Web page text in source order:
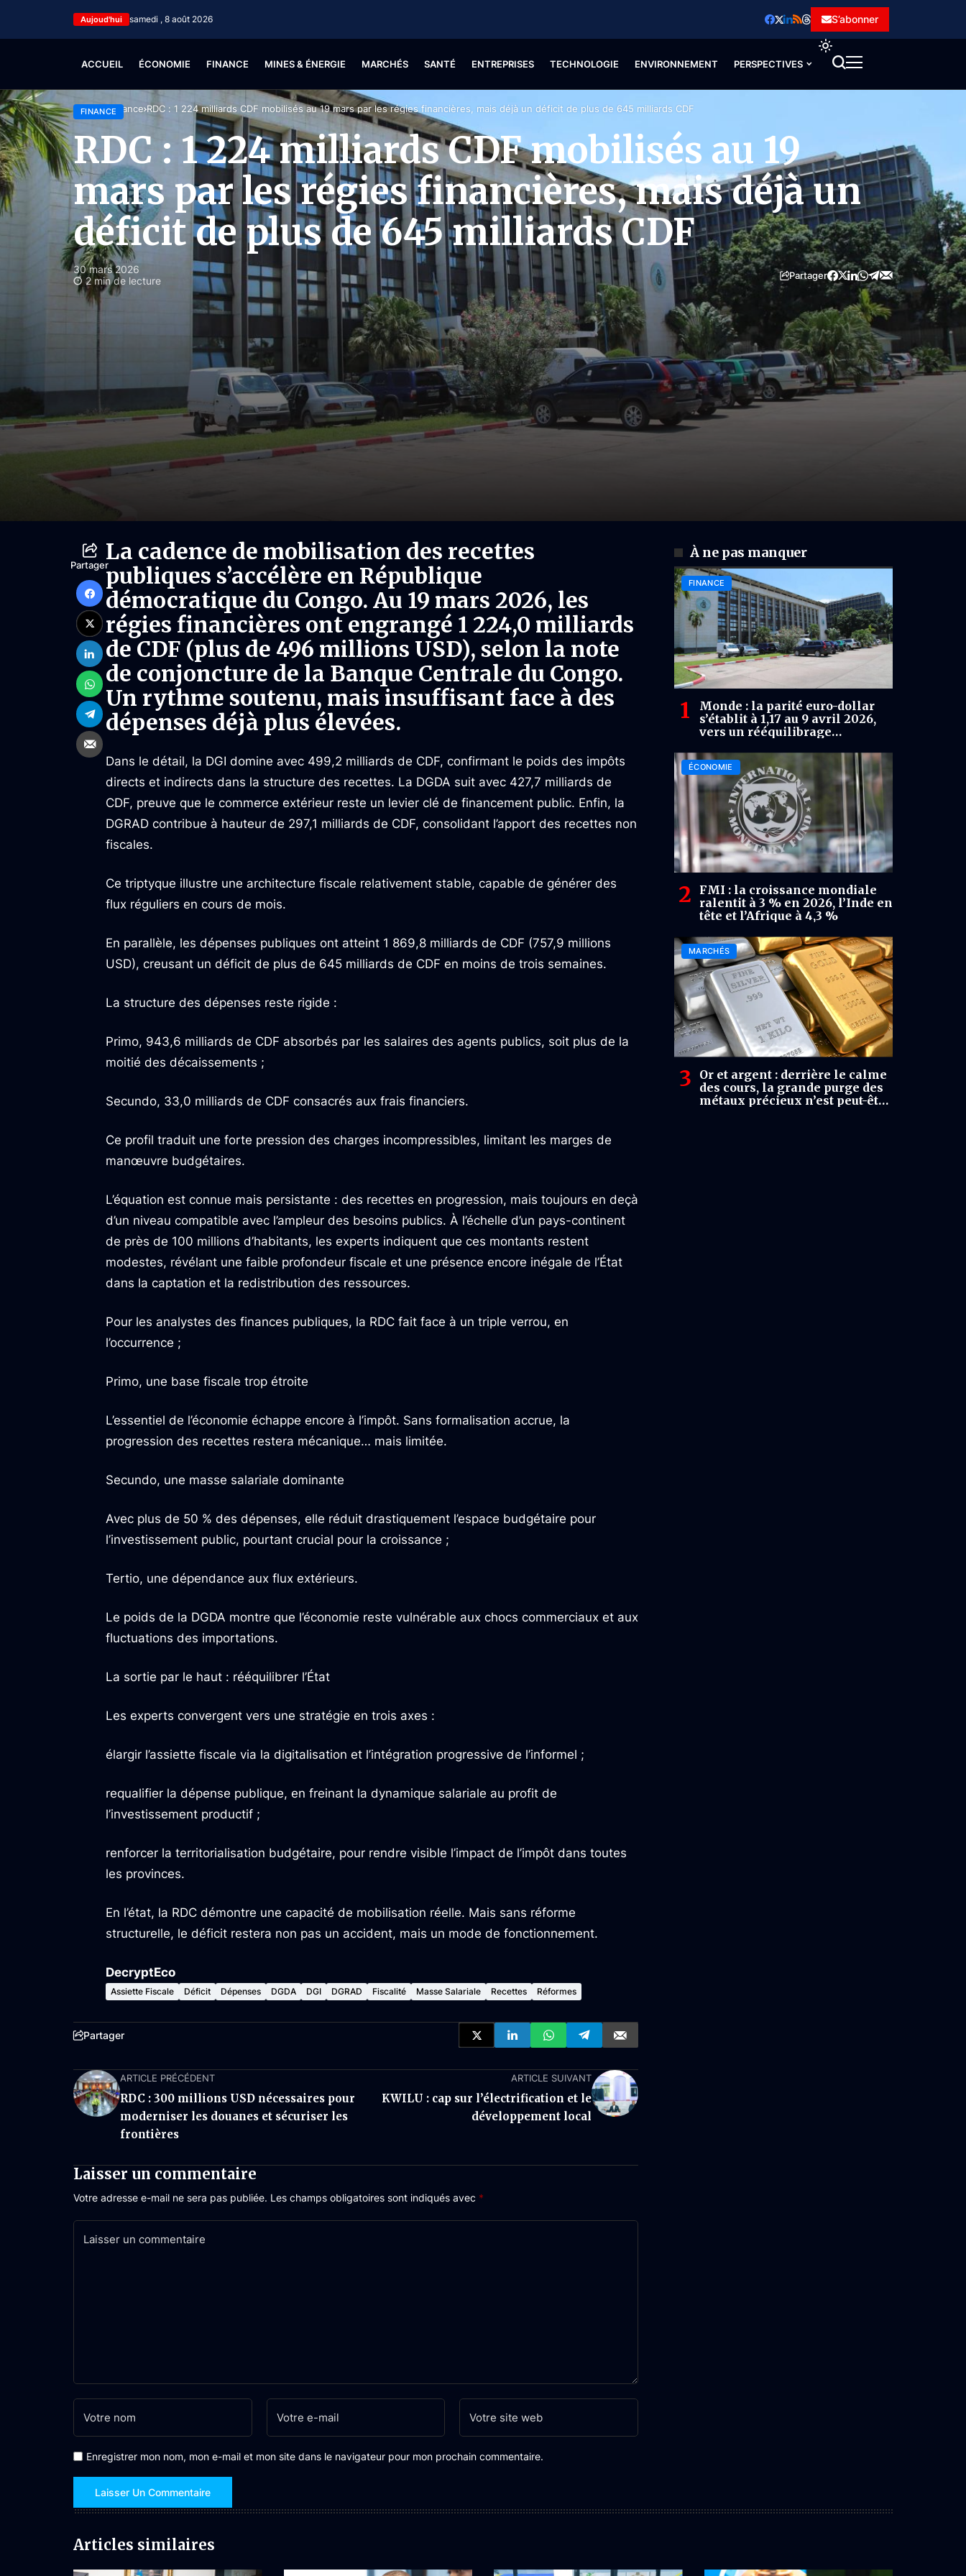
Aujoud'hui samedi , 8 août 2026 S’abonner
ACCUEIL ÉCONOMIE FINANCE MINES & ÉNERGIE MARCHÉS SANTÉ ENTREPRISES TECHNOLOGIE ENVIRONNEMENT PERSPECTIVES
Accueil Finance RDC : 1 224 milliards CDF mobilisés au 19 mars par les régies financières, mais déjà un déficit de plus de 645 milliards CDF
FINANCE
RDC : 1 224 milliards CDF mobilisés au 19
mars par les régies financières, mais déjà un
déficit de plus de 645 milliards CDF
30 mars 2026
2 min de lecture
Partager
PartagerLa cadence de mobilisation des recettes
publiques s’accélère en République
démocratique du Congo. Au 19 mars 2026, les
régies financières ont engrangé 1 224,0 milliards
de CDF (plus de 496 millions USD), selon la note
de conjoncture de la Banque Centrale du Congo.
Un rythme soutenu, mais insuffisant face à des
dépenses déjà plus élevées.
Dans le détail, la DGI domine avec 499,2 milliards de CDF, confirmant le poids des impôts
directs et indirects dans la structure des recettes. La DGDA suit avec 427,7 milliards de
CDF, preuve que le commerce extérieur reste un levier clé de financement public. Enfin, la
DGRAD contribue à hauteur de 297,1 milliards de CDF, consolidant l’apport des recettes non
fiscales.
Ce triptyque illustre une architecture fiscale relativement stable, capable de générer des
flux réguliers en cours de mois.
En parallèle, les dépenses publiques ont atteint 1 869,8 milliards de CDF (757,9 millions
USD), creusant un déficit de plus de 645 milliards de CDF en moins de trois semaines.
La structure des dépenses reste rigide :
Primo, 943,6 milliards de CDF absorbés par les salaires des agents publics, soit plus de la
moitié des décaissements ;
Secundo, 33,0 milliards de CDF consacrés aux frais financiers.
Ce profil traduit une forte pression des charges incompressibles, limitant les marges de
manœuvre budgétaires.
L’équation est connue mais persistante : des recettes en progression, mais toujours en deçà
d’un niveau compatible avec l’ampleur des besoins publics. À l’échelle d’un pays-continent
de près de 100 millions d’habitants, les experts indiquent que ces montants restent
modestes, révélant une faible profondeur fiscale et une présence encore inégale de l’État
dans la captation et la redistribution des ressources.
Pour les analystes des finances publiques, la RDC fait face à un triple verrou, en
l’occurrence ;
Primo, une base fiscale trop étroite
L’essentiel de l’économie échappe encore à l’impôt. Sans formalisation accrue, la
progression des recettes restera mécanique… mais limitée.
Secundo, une masse salariale dominante
Avec plus de 50 % des dépenses, elle réduit drastiquement l’espace budgétaire pour
l’investissement public, pourtant crucial pour la croissance ;
Tertio, une dépendance aux flux extérieurs.
Le poids de la DGDA montre que l’économie reste vulnérable aux chocs commerciaux et aux
fluctuations des importations.
La sortie par le haut : rééquilibrer l’État
Les experts convergent vers une stratégie en trois axes :
élargir l’assiette fiscale via la digitalisation et l’intégration progressive de l’informel ;
requalifier la dépense publique, en freinant la dynamique salariale au profit de
l’investissement productif ;
renforcer la territorialisation budgétaire, pour rendre visible l’impact de l’impôt dans toutes
les provinces.
En l’état, la RDC démontre une capacité de mobilisation réelle. Mais sans réforme
structurelle, le déficit restera non pas un accident, mais un mode de fonctionnement.
DecryptEco
Assiette Fiscale Déficit Dépenses DGDA DGI DGRAD Fiscalité Masse Salariale Recettes Réformes
Partager
ARTICLE PRÉCÉDENT
RDC : 300 millions USD nécessaires pour
moderniser les douanes et sécuriser les
frontières
ARTICLE SUIVANT
KWILU : cap sur l’électrification et le
développement local
Laisser un commentaire
Votre adresse e-mail ne sera pas publiée. Les champs obligatoires sont indiqués avec *
Enregistrer mon nom, mon e-mail et mon site dans le navigateur pour mon prochain commentaire.
À ne pas manquer
FINANCE
Monde : la parité euro-dollar
s’établit à 1,17 au 9 avril 2026,
vers un rééquilibrage
ÉCONOMIE
FMI : la croissance mondiale
ralentit à 3 % en 2026, l’Inde en
tête et l’Afrique à 4,3 %
MARCHÉS
Or et argent : derrière le calme
des cours, la grande purge des
métaux précieux n’est peut-être
Articles similaires